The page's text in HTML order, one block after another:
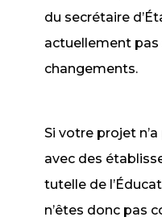
du secrétaire
actuellement pas
changements.
Si votre projet
avec des
tutelle de
n’êtes donc pas